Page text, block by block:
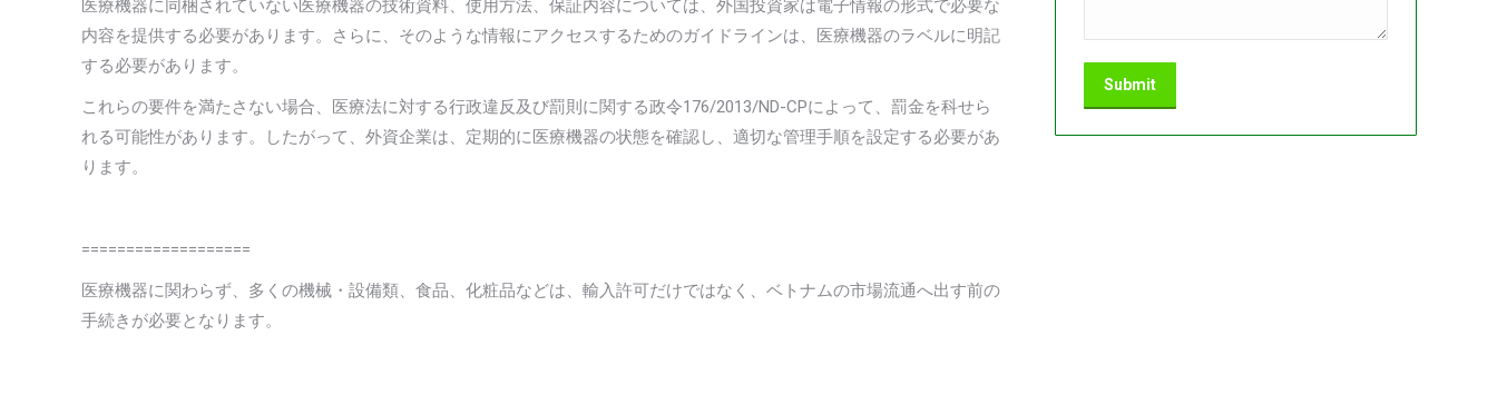
医療機器に同梱されていない医療機器の技術資料、使用方法、保証内容については、外国投資家は電子情報の形式で必要な
内容を提供する必要があります。さらに、そのような情報にアクセスするためのガイドラインは、医療機器のラベルに明記
する必要があります。
これらの要件を満たさない場合、医療法に対する行政違反及び罰則に関する政令176/2013/ND-CPによって、罰金を科せら
れる可能性があります。したがって、外資企業は、定期的に医療機器の状態を確認し、適切な管理手順を設定する必要があ
ります。
===================
医療機器に関わらず、多くの機械・設備類、食品、化粧品などは、輸入許可だけではなく、ベトナムの市場流通へ出す前の
手続きが必要となります。
Submit